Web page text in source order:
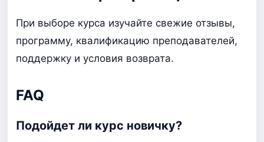
При выборе курса изучайте свежие отзывы,
программу, квалификацию преподавателей,
поддержку и условия возврата.
FAQ
Подойдет ли курс новичку?